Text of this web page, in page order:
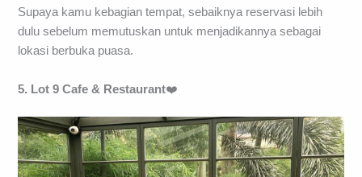
Supaya kamu kebagian tempat, sebaiknya reservasi lebih
dulu sebelum memutuskan untuk menjadikannya sebagai
lokasi berbuka puasa.
5. Lot 9 Cafe & Restaurant❤️